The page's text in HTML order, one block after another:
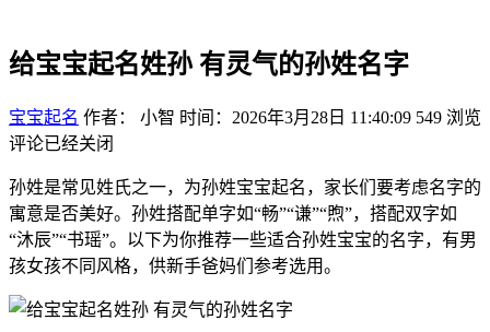
给宝宝起名姓孙 有灵气的孙姓名字
宝宝起名 作者： 小智 时间：2026年3月28日 11:40:09 549 浏览
评论已经关闭
孙姓是常见姓氏之一，为孙姓宝宝起名，家长们要考虑名字的
寓意是否美好。孙姓搭配单字如“畅”“谦”“煦”，搭配双字如
“沐辰”“书瑶”。以下为你推荐一些适合孙姓宝宝的名字，有男
孩女孩不同风格，供新手爸妈们参考选用。